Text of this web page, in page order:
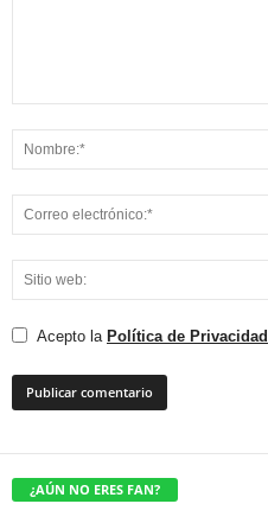
Acepto la Política de Privacidad
¿AÚN NO ERES FAN?